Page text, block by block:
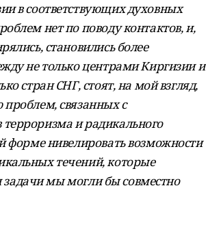
в соответствующих духовных
нет по поводу контактов, и,
становились более
не только центрами Киргизии и
стран СНГ, стоят, на мой взгляд,
связанных с
и радикального
форме нивелировать возможности
течений, которые
задачи мы могли бы совместно